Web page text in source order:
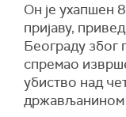
Он је ухапшен
пријаву,
Београду због
спремао
убиство над